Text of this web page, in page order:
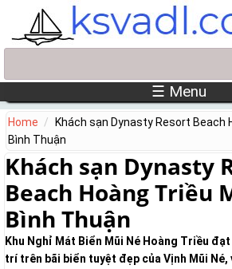
Skip to main content
☰ Menu
Home
Khách sạn Dynasty Resort Beach
Bình Thuận
Khách sạn Dynasty
Beach Hoàng Triều
Bình Thuận
Khu Nghỉ Mát Biển Mũi Né Hoàng Triều
trí trên bãi biển tuyệt đẹp của Vịnh Mũi